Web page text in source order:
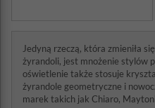
Jedyną rzeczą, która zmieniła
żyrandoli, jest mnożenie stylów
oświetlenie także stosuje
żyrandole geometryczne i
marek takich jak Chiaro,